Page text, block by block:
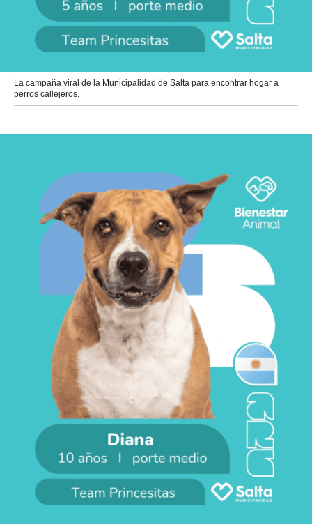
La campaña viral de la Municipalidad de Salta para encontrar hogar a
perros callejeros.